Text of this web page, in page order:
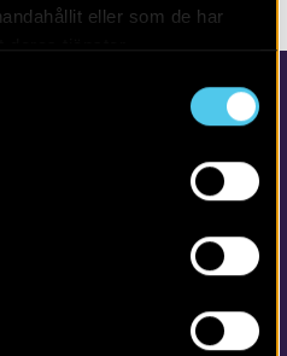
eller som de har